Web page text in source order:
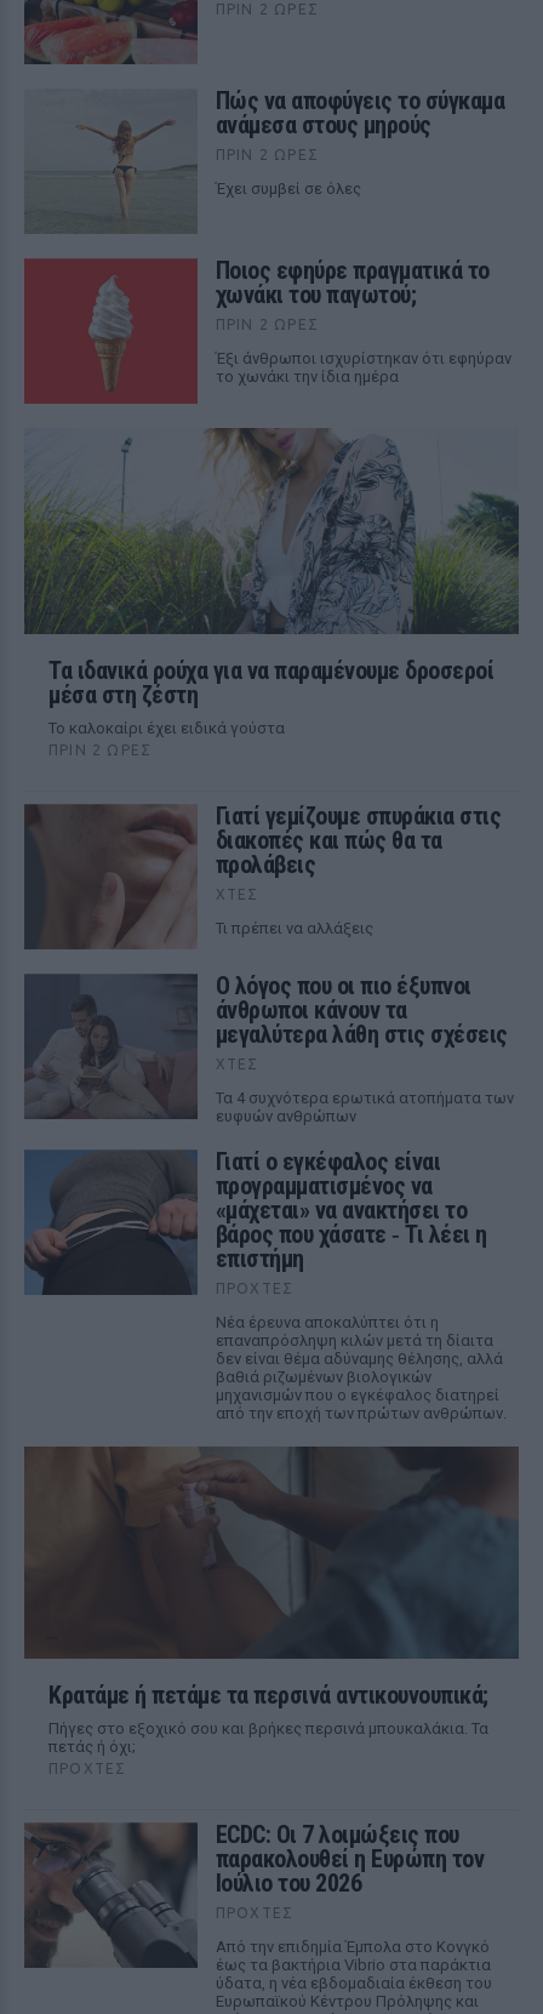
ΠΡΙΝ 2 ΏΡΕΣ
Πώς να αποφύγεις το σύγκαμα
ανάμεσα στους μηρούς
ΠΡΙΝ 2 ΏΡΕΣ
Έχει συμβεί σε όλες
Ποιος εφηύρε πραγματικά το
χωνάκι του παγωτού;
ΠΡΙΝ 2 ΏΡΕΣ
Έξι άνθρωποι ισχυρίστηκαν ότι εφηύραν
το χωνάκι την ίδια ημέρα
Τα ιδανικά ρούχα για να παραμένουμε δροσεροί
μέσα στη ζέστη
To καλοκαίρι έχει ειδικά γούστα
ΠΡΙΝ 2 ΏΡΕΣ
Γιατί γεμίζουμε σπυράκια στις
διακοπές και πώς θα τα
προλάβεις
ΧΤΕΣ
Τι πρέπει να αλλάξεις
Ο λόγος που οι πιο έξυπνοι
άνθρωποι κάνουν τα
μεγαλύτερα λάθη στις σχέσεις
ΧΤΕΣ
Τα 4 συχνότερα ερωτικά ατοπήματα των
ευφυών ανθρώπων
Γιατί ο εγκέφαλος είναι
προγραμματισμένος να
«μάχεται» να ανακτήσει το
βάρος που χάσατε ‑ Τι λέει η
επιστήμη
ΠΡΟΧΤΈΣ
Νέα έρευνα αποκαλύπτει ότι η
επαναπρόσληψη κιλών μετά τη δίαιτα
δεν είναι θέμα αδύναμης θέλησης, αλλά
βαθιά ριζωμένων βιολογικών
μηχανισμών που ο εγκέφαλος διατηρεί
από την εποχή των πρώτων ανθρώπων.
Κρατάμε ή πετάμε τα περσινά αντικουνουπικά;
Πήγες στο εξοχικό σου και βρήκες περσινά μπουκαλάκια. Τα
πετάς ή όχι;
ΠΡΟΧΤΈΣ
ECDC: Οι 7 λοιμώξεις που
παρακολουθεί η Ευρώπη τον
Ιούλιο του 2026
ΠΡΟΧΤΈΣ
Από την επιδημία Έμπολα στο Κονγκό
έως τα βακτήρια Vibrio στα παράκτια
ύδατα, η νέα εβδομαδιαία έκθεση του
Ευρωπαϊκού Κέντρου Πρόληψης και